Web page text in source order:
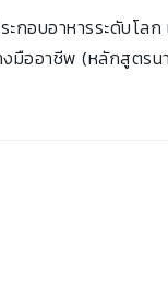
กอบอาหารระดับโล
มืออาชีพ (หลักสูตรน